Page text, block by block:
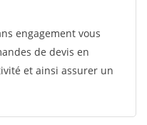
engagement vous
de devis en
et ainsi assurer un